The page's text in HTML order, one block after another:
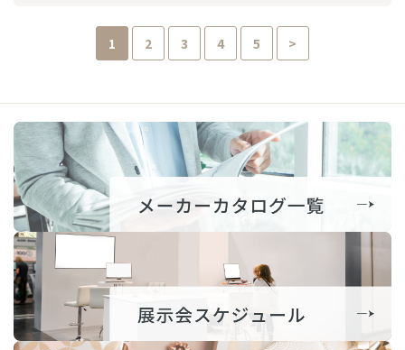
1 2 3 4 5 >